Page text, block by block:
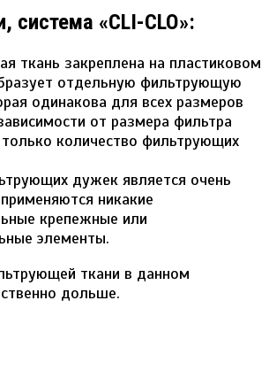
система «CLI-CLO»:
ткань закреплена на пластиковом
отдельную фильтрующую
одинакова для всех размеров
от размера фильтра
количество фильтрующих
дужек является очень
никакие
крепежные или
элементы.
ткани в данном
дольше.